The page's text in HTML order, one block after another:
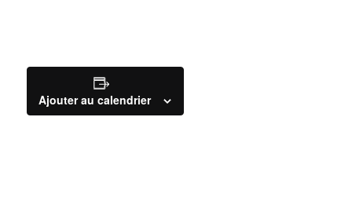
Ajouter au calendrier